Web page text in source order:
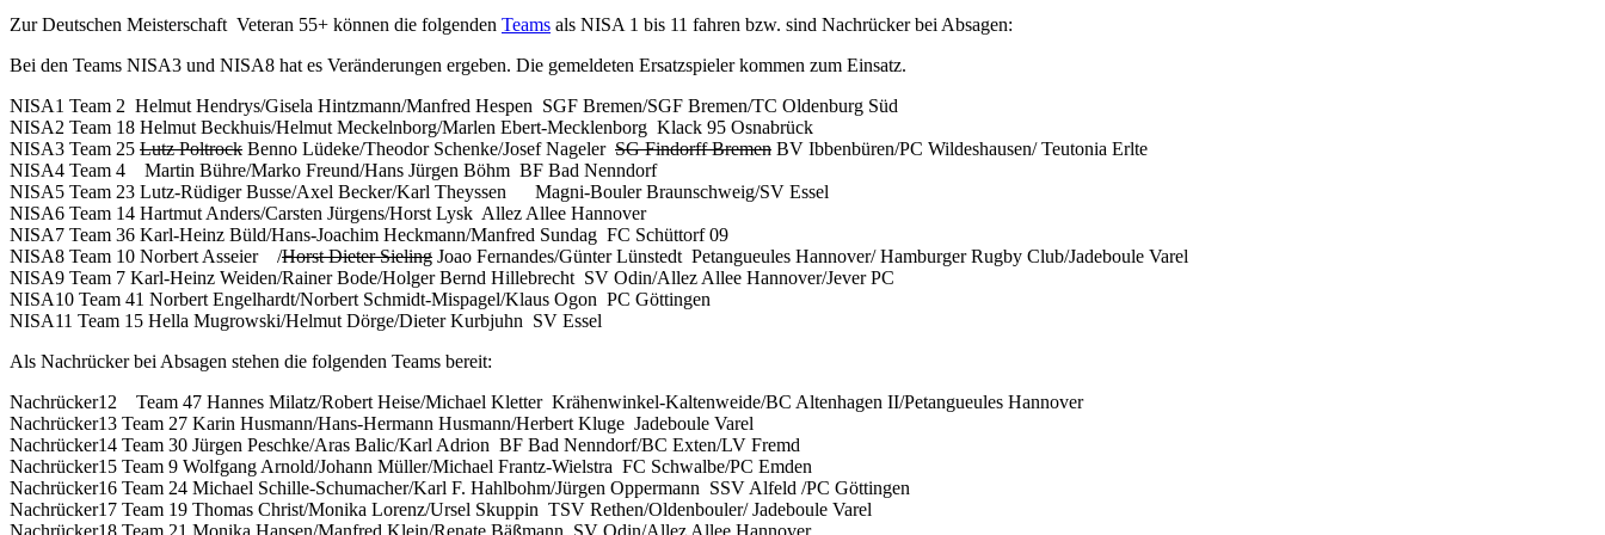
Zur Deutschen Meisterschaft Veteran 55+ können die folgenden Teams als NISA 1 bis 11 fahren bzw. sind Nachrücker bei Absagen:
Bei den Teams NISA3 und NISA8 hat es Veränderungen ergeben. Die gemeldeten Ersatzspieler kommen zum Einsatz.
NISA1 Team 2 Helmut Hendrys/Gisela Hintzmann/Manfred Hespen SGF Bremen/SGF Bremen/TC Oldenburg Süd
NISA2 Team 18 Helmut Beckhuis/Helmut Meckelnborg/Marlen Ebert-Mecklenborg Klack 95 Osnabrück
NISA3 Team 25 Lutz Poltrock Benno Lüdeke/Theodor Schenke/Josef Nageler SG Findorff Bremen BV Ibbenbüren/PC Wildeshausen/ Teutonia Erlte
NISA4 Team 4 Martin Bühre/Marko Freund/Hans Jürgen Böhm BF Bad Nenndorf
NISA5 Team 23 Lutz-Rüdiger Busse/Axel Becker/Karl Theyssen Magni-Bouler Braunschweig/SV Essel
NISA6 Team 14 Hartmut Anders/Carsten Jürgens/Horst Lysk Allez Allee Hannover
NISA7 Team 36 Karl-Heinz Büld/Hans-Joachim Heckmann/Manfred Sundag FC Schüttorf 09
NISA8 Team 10 Norbert Asseier /Horst Dieter Sieling Joao Fernandes/Günter Lünstedt Petangueules Hannover/ Hamburger Rugby Club/Jadeboule Varel
NISA9 Team 7 Karl-Heinz Weiden/Rainer Bode/Holger Bernd Hillebrecht SV Odin/Allez Allee Hannover/Jever PC
NISA10 Team 41 Norbert Engelhardt/Norbert Schmidt-Mispagel/Klaus Ogon PC Göttingen
NISA11 Team 15 Hella Mugrowski/Helmut Dörge/Dieter Kurbjuhn SV Essel
Als Nachrücker bei Absagen stehen die folgenden Teams bereit:
Nachrücker12 Team 47 Hannes Milatz/Robert Heise/Michael Kletter Krähenwinkel-Kaltenweide/BC Altenhagen II/Petangueules Hannover
Nachrücker13 Team 27 Karin Husmann/Hans-Hermann Husmann/Herbert Kluge Jadeboule Varel
Nachrücker14 Team 30 Jürgen Peschke/Aras Balic/Karl Adrion BF Bad Nenndorf/BC Exten/LV Fremd
Nachrücker15 Team 9 Wolfgang Arnold/Johann Müller/Michael Frantz-Wielstra FC Schwalbe/PC Emden
Nachrücker16 Team 24 Michael Schille-Schumacher/Karl F. Hahlbohm/Jürgen Oppermann SSV Alfeld /PC Göttingen
Nachrücker17 Team 19 Thomas Christ/Monika Lorenz/Ursel Skuppin TSV Rethen/Oldenbouler/ Jadeboule Varel
Nachrücker18 Team 21 Monika Hansen/Manfred Klein/Renate Bäßmann SV Odin/Allez Allee Hannover